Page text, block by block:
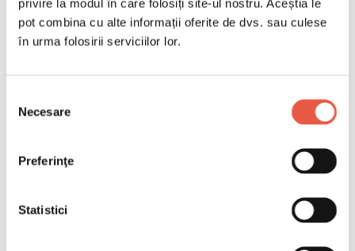
privire la modul în care folosiți site-ul nostru. Aceștia le
pot combina cu alte informații oferite de dvs. sau culese
în urma folosirii serviciilor lor.
consimțământului
Necesare
Preferinţe
Statistici